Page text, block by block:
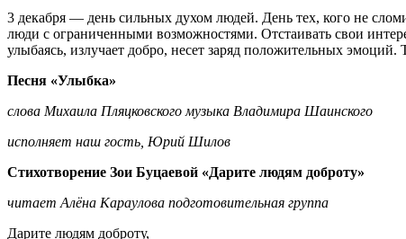
3 декабря — день сильных духом людей. День тех, кого не
люди с ограниченными возможностями. Отстаивать свои
улыбаясь, излучает добро, несет заряд положительных
Песня «Улыбка»
слова Михаила Пляцковского музыка Владимира Шаинского
исполняет наш гость, Юрий Шилов
Стихотворение Зои Буцаевой «Дарите людям доброту»
читает Алёна Караулова подготовительная группа
Дарите людям доброту,